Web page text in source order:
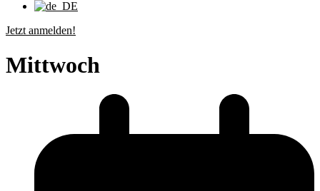
Jetzt anmelden!
Mittwoch